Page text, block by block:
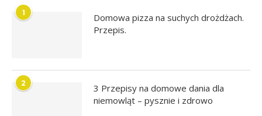
1
Domowa pizza na suchych drożdżach.
Przepis.
2
3 Przepisy na domowe dania dla
niemowląt – pysznie i zdrowo